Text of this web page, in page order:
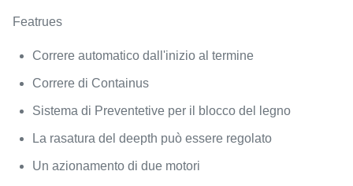
Featrues
Correre automatico dall'inizio al termine
Correre di Containus
Sistema di Preventetive per il blocco del legno
La rasatura del deepth può essere regolato
Un azionamento di due motori